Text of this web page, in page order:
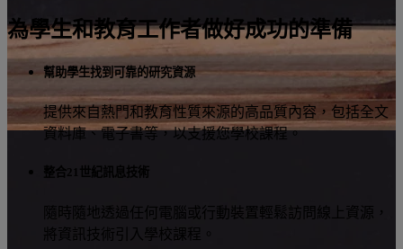
為學生和教育工作者做好成功的準備
幫助學生找到可靠的研究資源
提供來自熱門和教育性質來源的高品質內容，包括全文
資料庫、電子書等，以支援您學校課程。
整合21世紀訊息技術
隨時隨地透過任何電腦或行動裝置輕鬆訪問線上資源，
將資訊技術引入學校課程。